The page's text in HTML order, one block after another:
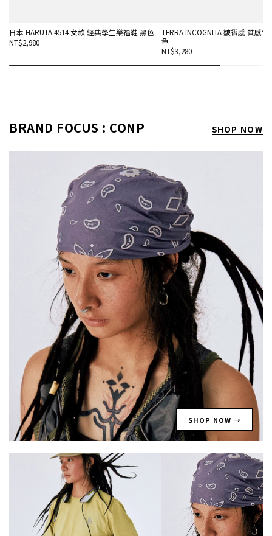
日本 HARUTA 4514 女款 經典學生樂福鞋 黑色
NT$2,980
TERRA INCOGNITA 皺褶感 質感
色
NT$3,280
BRAND FOCUS : CONP SHOP NOW
SHOP NOW →